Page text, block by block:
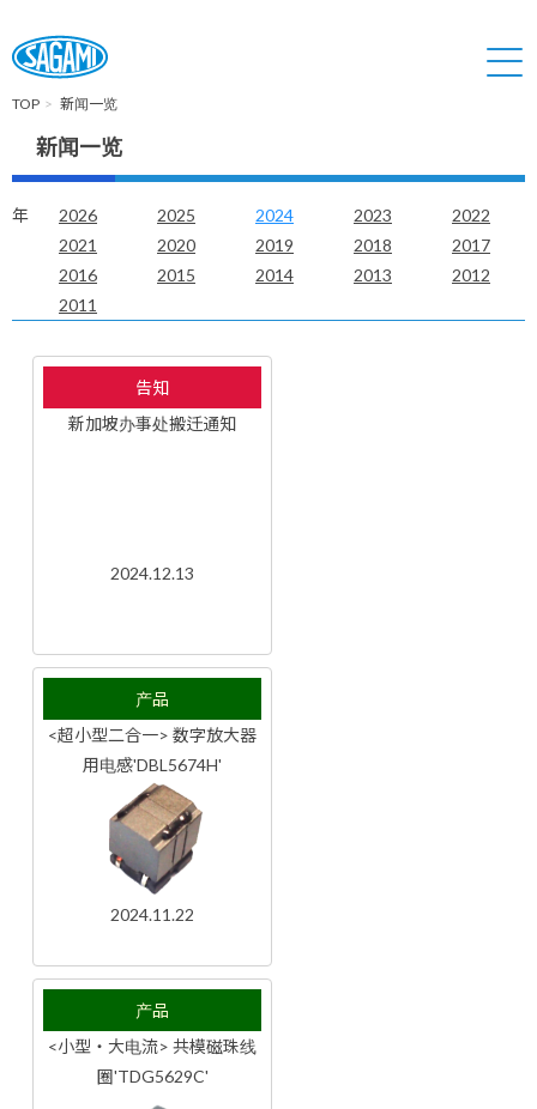
TOP 新闻一览
新闻一览
年 2026 2025 2024 2023
2022
2021
2020 2019 2018
2017
2016
2015 2014 2013
2012
2011
告知
新加坡办事处搬迁通知
2024.12.13
产品
<超小型二合一> 数字放大器
用电感'DBL5674H'
2024.11.22
产品
<小型・大电流> 共模磁珠线
圈'TDG5629C'